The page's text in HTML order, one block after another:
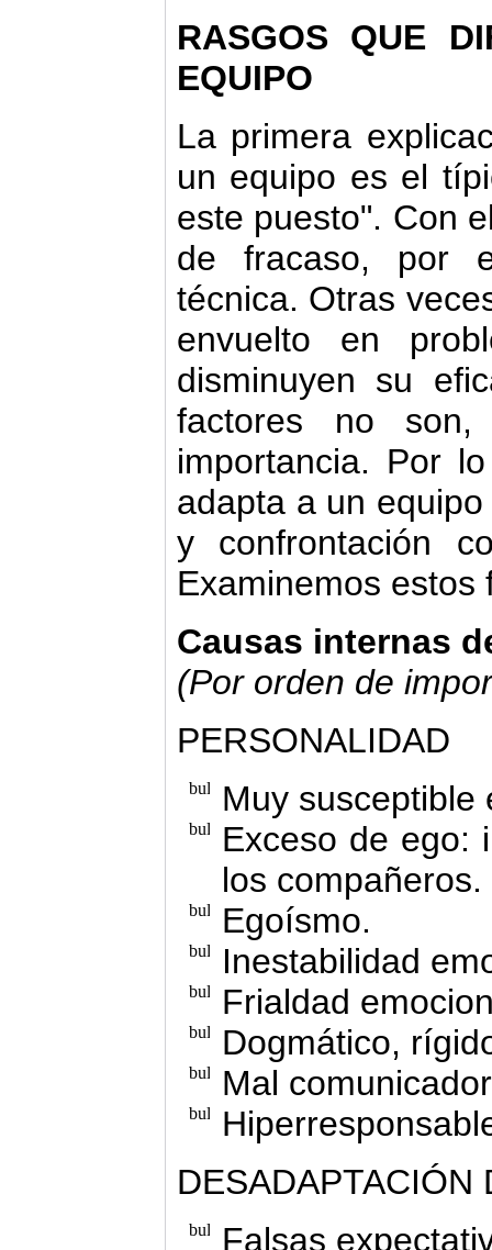
RASGOS QUE
EQUIPO
La primera
un equipo es el
este puesto". Con
de fracaso, por
técnica. Otras
envuelto en
disminuyen su
factores no
importancia. Por
adapta a un
y confrontación
Examinemos estos
Causas internas
(Por orden de
PERSONALIDAD
Muy susceptible
Exceso de ego:
los compañeros.
Egoísmo.
Inestabilidad
Frialdad
Dogmático,
Mal
DESADAPTACIÓN
Falsas